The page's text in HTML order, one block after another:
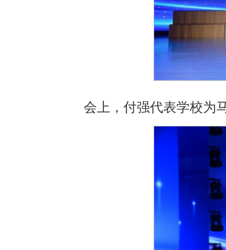
会上，付强代表学校为